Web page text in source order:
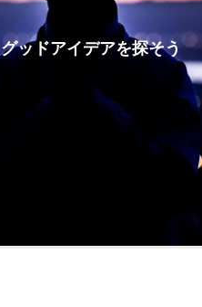
グッドアイデアを探そう